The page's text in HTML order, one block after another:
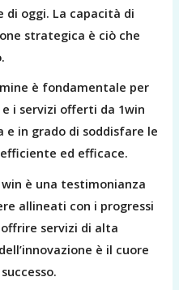
di oggi. La capacità di
strategica è ciò che
è fondamentale per
i servizi offerti da 1win
e in grado di soddisfare le
ed efficace.
è una testimonianza
allineati con i progressi
servizi di alta
è il cuore